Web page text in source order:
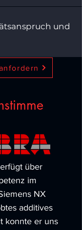
und
über
im
NX
additives
konnte er uns